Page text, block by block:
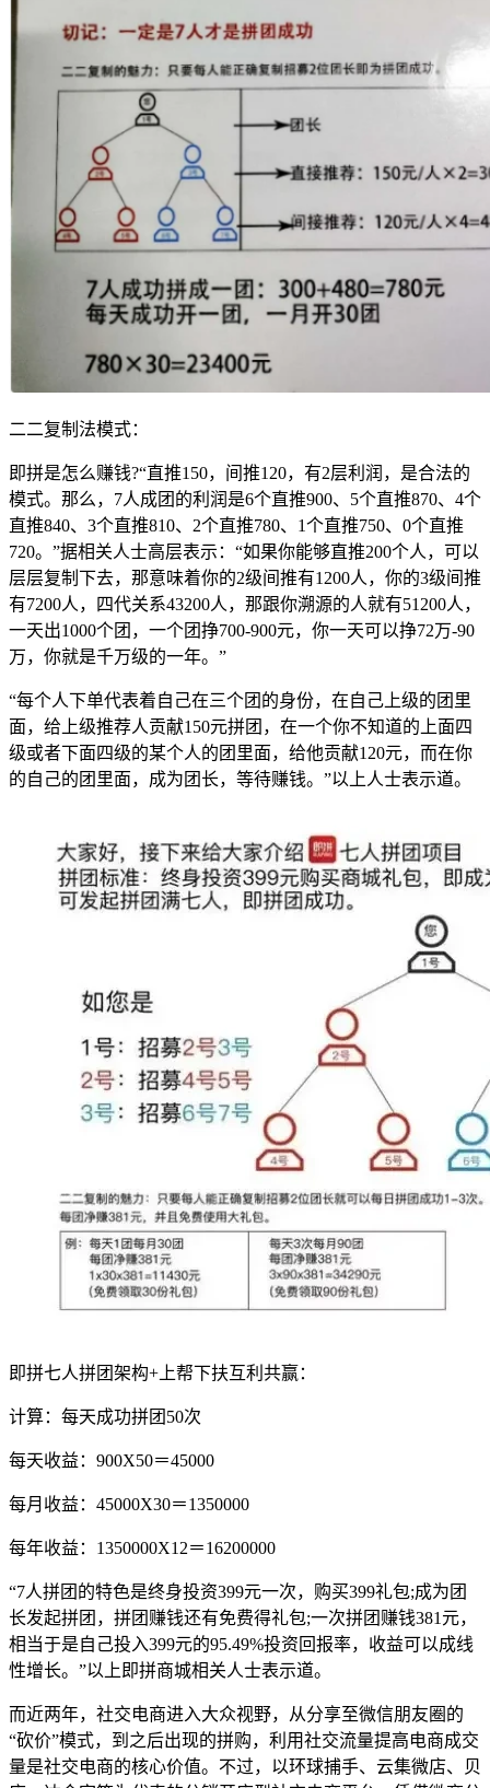
二二复制法模式：
即拼是怎么赚钱?“直推150，间推120，有2层利润，是合法的
模式。那么，7人成团的利润是6个直推900、5个直推870、4个
直推840、3个直推810、2个直推780、1个直推750、0个直推
720。”据相关人士高层表示：“如果你能够直推200个人，可以
层层复制下去，那意味着你的2级间推有1200人，你的3级间推
有7200人，四代关系43200人，那跟你溯源的人就有51200人，
一天出1000个团，一个团挣700-900元，你一天可以挣72万-90
万，你就是千万级的一年。”
“每个人下单代表着自己在三个团的身份，在自己上级的团里
面，给上级推荐人贡献150元拼团，在一个你不知道的上面四
级或者下面四级的某个人的团里面，给他贡献120元，而在你
的自己的团里面，成为团长，等待赚钱。”以上人士表示道。
即拼七人拼团架构+上帮下扶互利共赢：
计算：每天成功拼团50次
每天收益：900X50＝45000
每月收益：45000X30＝1350000
每年收益：1350000X12＝16200000
“7人拼团的特色是终身投资399元一次，购买399礼包;成为团
长发起拼团，拼团赚钱还有免费得礼包;一次拼团赚钱381元，
相当于是自己投入399元的95.49%投资回报率，收益可以成线
性增长。”以上即拼商城相关人士表示道。
而近两年，社交电商进入大众视野，从分享至微信朋友圈的
“砍价”模式，到之后出现的拼购，利用社交流量提高电商成交
量是社交电商的核心价值。不过，以环球捕手、云集微店、贝